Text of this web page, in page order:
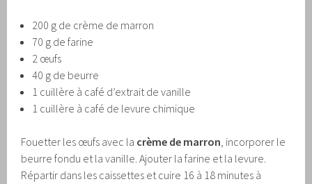
200 g de crème de marron
70 g de farine
2 œufs
40 g de beurre
1 cuillère à café d’extrait de vanille
1 cuillère à café de levure chimique
Fouetter les œufs avec la crème de marron, incorporer le
beurre fondu et la vanille. Ajouter la farine et la levure.
Répartir dans les caissettes et cuire 16 à 18 minutes à